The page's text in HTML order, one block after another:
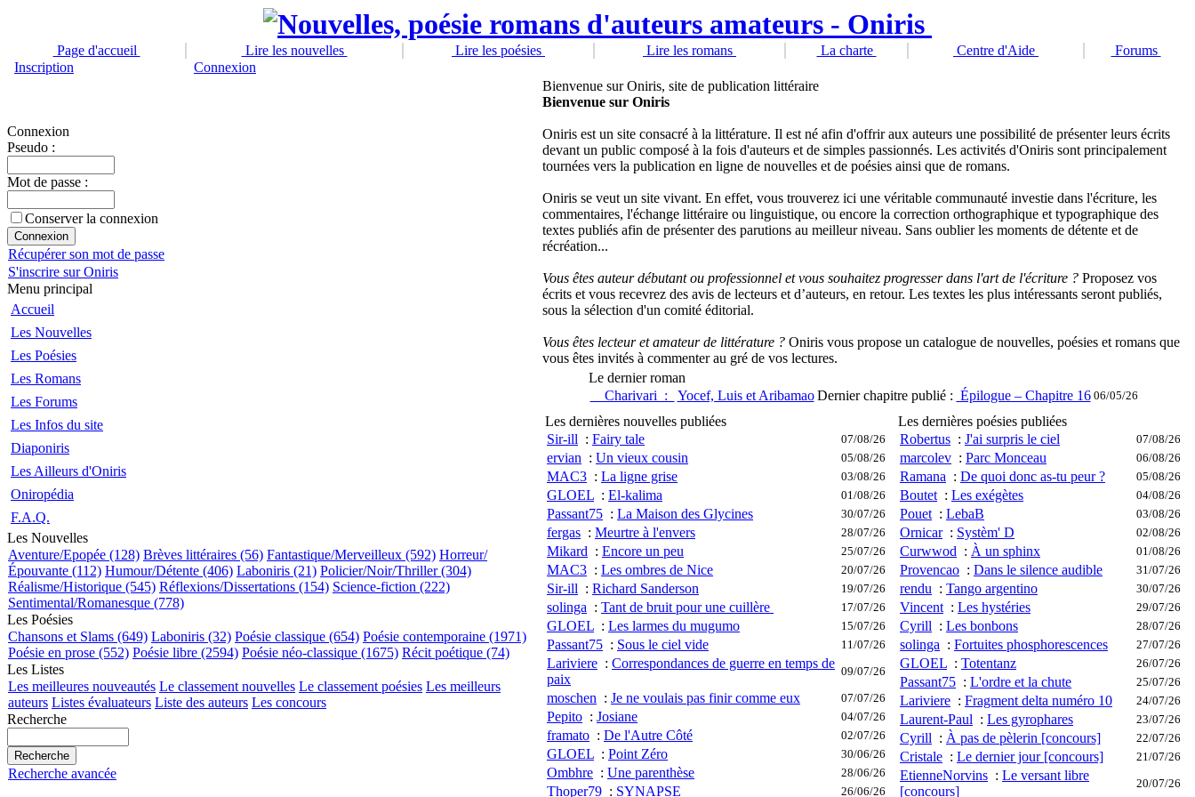
Page d'accueil Lire les nouvelles Lire les poésies Lire les romans La charte Centre d'Aide
Forums
Inscription
Connexion
Connexion
Pseudo :
Mot de passe :
Conserver la connexion
Récupérer son mot de passe
S'inscrire sur Oniris
Menu principal
Accueil
Les Nouvelles
Les Poésies
Les Romans
Les Forums
Les Infos du site
Diaponiris
Les Ailleurs d'Oniris
Oniropédia
F.A.Q.
Les Nouvelles
Aventure/Epopée (128) Brèves littéraires (56) Fantastique/Merveilleux (592) Horreur/
Épouvante (112) Humour/Détente (406) Laboniris (21) Policier/Noir/Thriller (304)
Réalisme/Historique (545) Réflexions/Dissertations (154) Science-fiction (222)
Sentimental/Romanesque (778)
Les Poésies
Chansons et Slams (649) Laboniris (32) Poésie classique (654) Poésie contemporaine (1971)
Poésie en prose (552) Poésie libre (2594) Poésie néo-classique (1675) Récit poétique (74)
Les Listes
Les meilleures nouveautés Le classement nouvelles Le classement poésies Les meilleurs
auteurs Listes évaluateurs Liste des auteurs Les concours
Recherche
Recherche avancée
Bienvenue sur Oniris, site de publication littéraire
Bienvenue sur Oniris
Oniris est un site consacré à la littérature. Il est né afin d'offrir aux auteurs une possibilité de présenter leurs écrits
devant un public composé à la fois d'auteurs et de simples passionnés. Les activités d'Oniris sont principalement
tournées vers la publication en ligne de nouvelles et de poésies ainsi que de romans.
Oniris se veut un site vivant. En effet, vous trouverez ici une véritable communauté investie dans l'écriture, les
commentaires, l'échange littéraire ou linguistique, ou encore la correction orthographique et typographique des
textes publiés afin de présenter des parutions au meilleur niveau. Sans oublier les moments de détente et de
récréation...
Vous êtes auteur débutant ou professionnel et vous souhaitez progresser dans l'art de l'écriture ? Proposez vos
écrits et vous recevrez des avis de lecteurs et d’auteurs, en retour. Les textes les plus intéressants seront publiés,
sous la sélection d'un comité éditorial.
Vous êtes lecteur et amateur de littérature ? Oniris vous propose un catalogue de nouvelles, poésies et romans que
vous êtes invités à commenter au gré de vos lectures.
Le dernier roman
Charivari :
Yocef, Luis et Aribamao Dernier chapitre publié : Épilogue – Chapitre 16 06/05/26
Les dernières nouvelles publiées
Sir-ill : Fairy tale 07/08/26
ervian : Un vieux cousin 05/08/26
MAC3 : La ligne grise 03/08/26
GLOEL : El-kalima 01/08/26
Passant75 : La Maison des Glycines 30/07/26
fergas : Meurtre à l'envers 28/07/26
Mikard : Encore un peu 25/07/26
MAC3 : Les ombres de Nice 20/07/26
Sir-ill : Richard Sanderson 19/07/26
solinga : Tant de bruit pour une cuillère 17/07/26
GLOEL : Les larmes du mugumo 15/07/26
Passant75 : Sous le ciel vide 11/07/26
Lariviere : Correspondances de guerre en temps de
paix
09/07/26
moschen : Je ne voulais pas finir comme eux 07/07/26
Pepito : Josiane 04/07/26
framato : De l'Autre Côté 02/07/26
GLOEL : Point Zéro 30/06/26
Ombhre : Une parenthèse 28/06/26
Thoper79 : SYNAPSE 26/06/26
Les dernières poésies publiées
Robertus : J'ai surpris le ciel 07/08/26
marcolev : Parc Monceau 06/08/26
Ramana : De quoi donc as-tu peur ? 05/08/26
Boutet : Les exégètes 04/08/26
Pouet : LebaB 03/08/26
Ornicar: Systèm' D 02/08/26
Curwwod : À un sphinx 01/08/26
Provencao : Dans le silence audible 31/07/26
rendu : Tango argentino 30/07/26
Vincent : Les hystéries 29/07/26
Cyrill : Les bonbons 28/07/26
solinga : Fortuites phosphorescences 27/07/26
GLOEL : Totentanz 26/07/26
Passant75 : L'ordre et la chute 25/07/26
Lariviere : Fragment delta numéro 10 24/07/26
Laurent-Paul : Les gyrophares 23/07/26
Cyrill : À pas de pèlerin [concours] 22/07/26
Cristale : Le dernier jour [concours] 21/07/26
EtienneNorvins : Le versant libre
[concours]
20/07/26